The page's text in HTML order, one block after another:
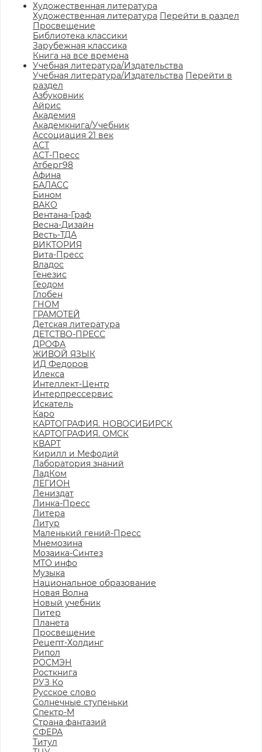
Художественная литература
Художественная литература Перейти в раздел
Просвещение
Библиотека классики
Зарубежная классика
Книга на все времена
Учебная литература/Издательства
Учебная литература/Издательства Перейти в
раздел
Азбуковник
Айрис
Академия
Академкнига/Учебник
Ассоциация 21 век
АСТ
АСТ-Пресс
Атберг98
Афина
БАЛАСС
Бином
ВАКО
Вентана-Граф
Весна-Дизайн
Весть-ТДА
ВИКТОРИЯ
Вита-Пресс
Владос
Генезис
Геодом
Глобен
ГНОМ
ГРАМОТЕЙ
Детская литература
ДЕТСТВО-ПРЕСС
ДРОФА
ЖИВОЙ ЯЗЫК
ИД Федоров
Илекса
Интеллект-Центр
Интерпрессервис
Искатель
Каро
КАРТОГРАФИЯ. НОВОСИБИРСК
КАРТОГРАФИЯ. ОМСК
КВАРТ
Кирилл и Мефодий
Лаборатория знаний
ЛадКом
ЛЕГИОН
Лениздат
Линка-Пресс
Литера
Литур
Маленький гений-Пресс
Мнемозина
Мозаика-Синтез
МТО инфо
Музыка
Национальное образование
Новая Волна
Новый учебник
Питер
Планета
Просвещение
Рецепт-Холдинг
Рипол
РОСМЭН
Росткнига
РУЗ Ко
Русское слово
Солнечные ступеньки
Спектр-М
Страна фантазий
СФЕРА
Титул